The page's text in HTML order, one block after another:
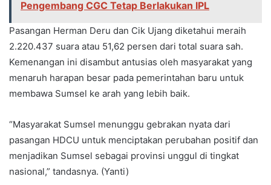
Pengembang CGC Tetap Berlakukan IPL
Pasangan Herman Deru dan Cik Ujang diketahui meraih
2.220.437 suara atau 51,62 persen dari total suara sah.
Kemenangan ini disambut antusias oleh masyarakat yang
menaruh harapan besar pada pemerintahan baru untuk
membawa Sumsel ke arah yang lebih baik.
“Masyarakat Sumsel menunggu gebrakan nyata dari
pasangan HDCU untuk menciptakan perubahan positif dan
menjadikan Sumsel sebagai provinsi unggul di tingkat
nasional,” tandasnya. (Yanti)